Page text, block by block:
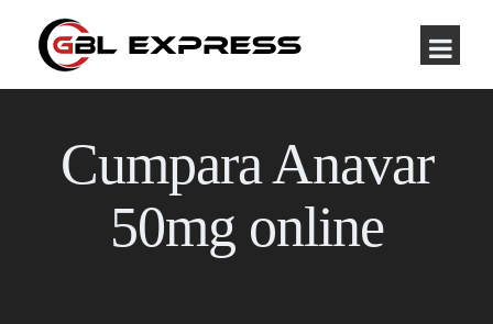
Cumpara Anavar
50mg online